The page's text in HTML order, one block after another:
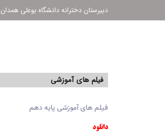
دبیرستان دخترانه دانشگاه بوعلی همدان
فیلم های آموزشی
فیلم های آموزشی پایه دهم
دانلود